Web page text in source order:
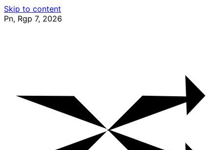
Skip to content
Pn, Rgp 7, 2026